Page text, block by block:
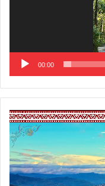
00:00
Video
Player